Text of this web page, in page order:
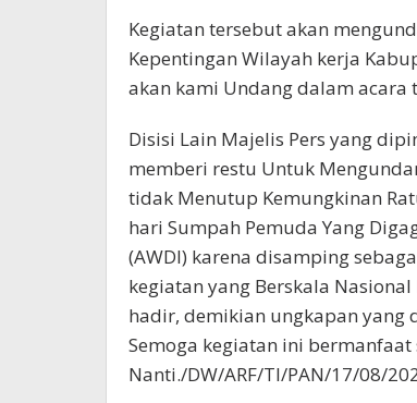
Kegiatan tersebut akan
Kepentingan Wilayah kerja
akan kami Undang dalam acara
Disisi Lain Majelis Pers yang
memberi restu Untuk
tidak Menutup Kemungkinan
hari Sumpah Pemuda Yang
(AWDI) karena disamping
kegiatan yang Berskala
hadir, demikian ungkapan yang
Semoga kegiatan ini
Nanti./DW/ARF/TI/PAN/17/08/